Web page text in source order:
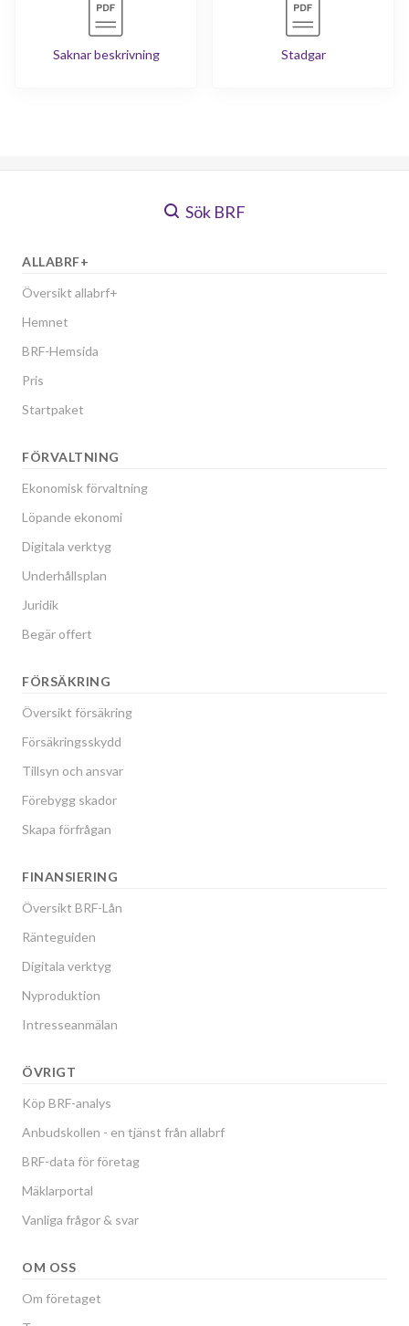
Saknar beskrivning Stadgar
Sök BRF
ALLABRF+
Översikt allabrf+
Hemnet
BRF-Hemsida
Pris
Startpaket
FÖRVALTNING
Ekonomisk förvaltning
Löpande ekonomi
Digitala verktyg
Underhållsplan
Juridik
Begär offert
FÖRSÄKRING
Översikt försäkring
Försäkringsskydd
Tillsyn och ansvar
Förebygg skador
Skapa förfrågan
FINANSIERING
Översikt BRF-Lån
Ränteguiden
Digitala verktyg
Nyproduktion
Intresseanmälan
ÖVRIGT
Köp BRF-analys
Anbudskollen - en tjänst från allabrf
BRF-data för företag
Mäklarportal
Vanliga frågor & svar
OM OSS
Om företaget